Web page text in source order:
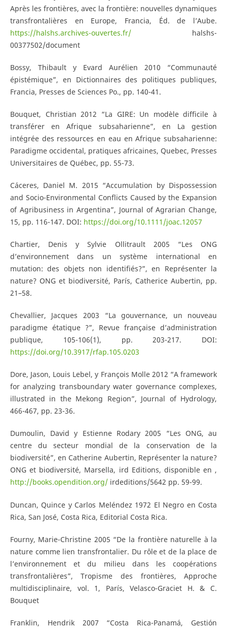
Après les frontières, avec la frontière: nouvelles dynamiques
transfrontalières en Europe, Francia, Éd. de l’Aube.
https://halshs.archives-ouvertes.fr/halshs-
00377502/document
Bossy, Thibault y Evard Aurélien 2010 “Communauté
épistémique”, en Dictionnaires des politiques publiques,
Francia, Presses de Sciences Po., pp. 140-41.
Bouquet, Christian 2012 “La GIRE: Un modèle difficile à
transférer en Afrique subsaharienne”, en La gestion
intégrée des ressources en eau en Afrique subsaharienne:
Paradigme occidental, pratiques africaines, Quebec, Presses
Universitaires de Québec, pp. 55-73.
Cáceres, Daniel M. 2015 “Accumulation by Dispossession
and Socio-Environmental Conflicts Caused by the Expansion
of Agribusiness in Argentina”, Journal of Agrarian Change,
15, pp. 116-147. DOI: https://doi.org/10.1111/joac.12057
Chartier, Denis y Sylvie Ollitrault 2005 “Les ONG
d’environnement dans un système international en
mutation: des objets non identifiés?”, en Représenter la
nature? ONG et biodiversité, París, Catherice Aubertin, pp.
21–58.
Chevallier, Jacques 2003 “La gouvernance, un nouveau
paradigme étatique ?”, Revue française d’administration
publique, 105-106(1), pp. 203-217. DOI:
https://doi.org/10.3917/rfap.105.0203
Dore, Jason, Louis Lebel, y François Molle 2012 “A framework
for analyzing transboundary water governance complexes,
illustrated in the Mekong Region”, Journal of Hydrology,
466-467, pp. 23-36.
Dumoulin, David y Estienne Rodary 2005 “Les ONG, au
centre du secteur mondial de la conservation de la
biodiversité”, en Catherine Aubertin, Représenter la nature?
ONG et biodiversité, Marsella, ird Editions, disponible en ,
http://books.opendition.org/irdeditions/5642 pp. 59-99.
Duncan, Quince y Carlos Meléndez 1972 El Negro en Costa
Rica, San José, Costa Rica, Editorial Costa Rica.
Fourny, Marie-Christine 2005 “De la frontière naturelle à la
nature comme lien transfrontalier. Du rôle et de la place de
l’environnement et du milieu dans les coopérations
transfrontalières”, Tropisme des frontières, Approche
multidisciplinaire, vol. 1, París, Velasco-Graciet H. & C.
Bouquet
Franklin, Hendrik 2007 “Costa Rica-Panamá, Gestión